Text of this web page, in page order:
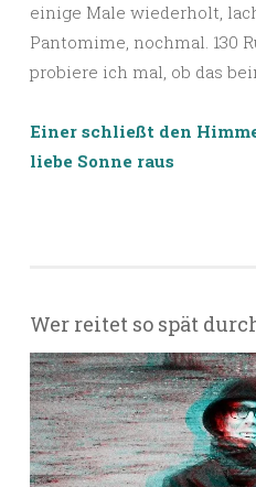
einige Male wiederholt,
Pantomime, nochmal. 130
probiere ich mal, ob das
Einer schließt den
liebe Sonne raus
Wer reitet so spät